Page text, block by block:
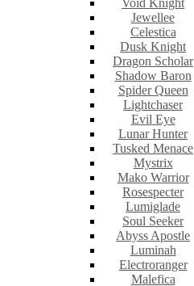
Void Knight
Jewellee
Celestica
Dusk Knight
Dragon Scholar
Shadow Baron
Spider Queen
Lightchaser
Evil Eye
Lunar Hunter
Tusked Menace
Mystrix
Mako Warrior
Rosespecter
Lumiglade
Soul Seeker
Abyss Apostle
Luminah
Electroranger
Malefica